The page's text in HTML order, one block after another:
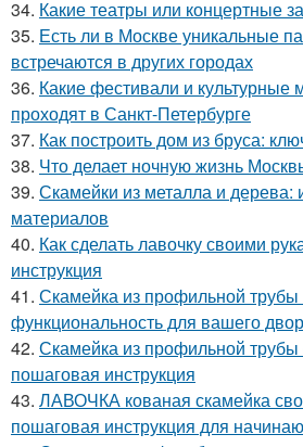
34. Какие театры или концертные
35. Есть ли в Москве уникальные
встречаются в других городах
36. Какие фестивали и культурные
проходят в Санкт-Петербурге
37. Как построить дом из бруса:
38. Что делает ночную жизнь
39. Скамейки из металла и дерева:
материалов
40. Как сделать лавочку своими
инструкция
41. Скамейка из профильной трубы
функциональность для вашего
42. Скамейка из профильной
пошаговая инструкция
43. ЛАВОЧКА кованая скамейка
пошаговая инструкция для